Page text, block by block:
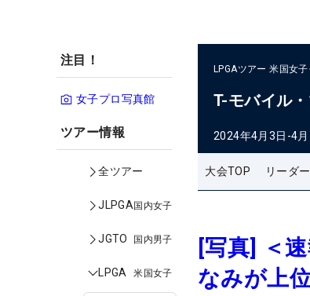
注目！
女子プロ写真館
ツアー情報
全ツアー
JLPGA国内女子
JGTO 国内男子
LPGA 米国女子
LPGAツアー 米国女子
T-モバイル
2024年4月3日-4月
大会TOP リーダ
[写真] ＜
なみが上